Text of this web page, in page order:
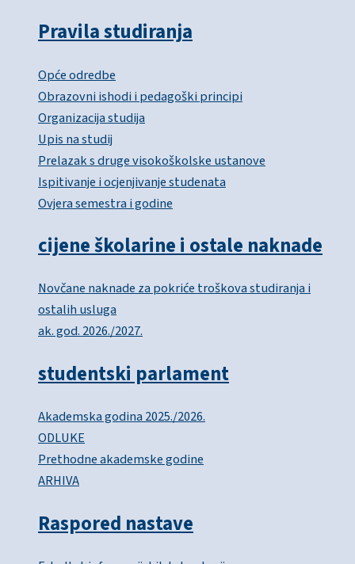
Pravila studiranja
Opće odredbe
Obrazovni ishodi i pedagoški principi
Organizacija studija
Upis na studij
Prelazak s druge visokoškolske ustanove
Ispitivanje i ocjenjivanje studenata
Ovjera semestra i godine
cijene školarine i ostale naknade
Novčane naknade za pokriće troškova studiranja i
ostalih usluga
ak. god. 2026./2027.
studentski parlament
Akademska godina 2025./2026.
ODLUKE
Prethodne akademske godine
ARHIVA
Raspored nastave